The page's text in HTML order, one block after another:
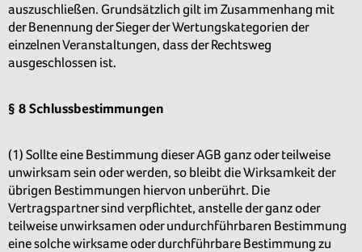
auszuschließen. Grundsätzlich gilt im Zusammenhang mit
der Benennung der Sieger der Wertungskategorien der
einzelnen Veranstaltungen, dass der Rechtsweg
ausgeschlossen ist.
§ 8 Schlussbestimmungen
(1) Sollte eine Bestimmung dieser AGB ganz oder teilweise
unwirksam sein oder werden, so bleibt die Wirksamkeit der
übrigen Bestimmungen hiervon unberührt. Die
Vertragspartner sind verpflichtet, anstelle der ganz oder
teilweise unwirksamen oder undurchführbaren Bestimmung
eine solche wirksame oder durchführbare Bestimmung zu